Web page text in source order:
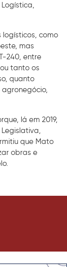
logísticos, como
mas
240, entre
tanto os
quanto
lá em 2019,
que Mato
obras e